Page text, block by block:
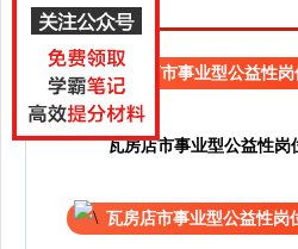
瓦房店市事业型公益性
瓦房店市事业型公益性岗
瓦房店市事业型公益性岗